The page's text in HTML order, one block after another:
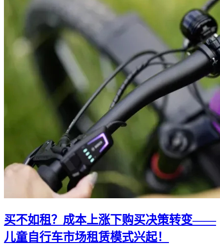
买不如租？成本上涨下购买决策转变——
儿童自行车市场租赁模式兴起！